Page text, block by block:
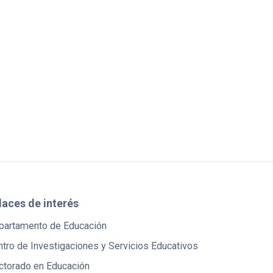
de interés
de Educación
de Investigaciones y Servicios Educativos
en Educación